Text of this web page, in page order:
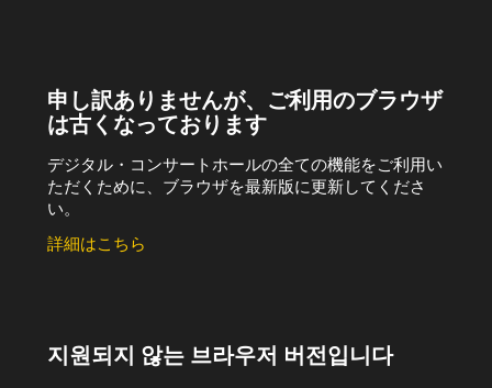
申し訳ありませんが、ご利用のブラウザ
は古くなっております
デジタル・コンサートホールの全ての機能をご利用い
ただくために、ブラウザを最新版に更新してくださ
い。
詳細はこちら
지원되지 않는 브라우저 버전입니다